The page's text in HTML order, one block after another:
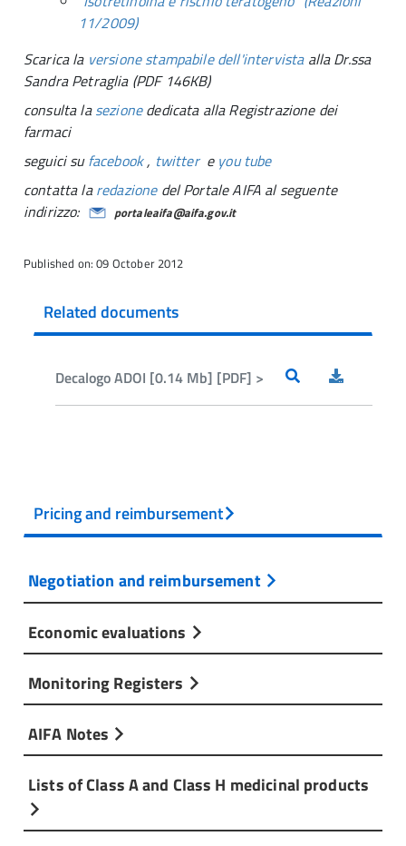
11/2009)
Scarica la versione stampabile dell'intervistaalla Dr.ssa
Sandra Petraglia (PDF 146KB)
consulta lasezionededicata alla Registrazione dei
farmaci
seguici sufacebook, twitter e you tube
contatta laredazionedel Portale AIFA al seguente
indirizzo:
portaleaifa@aifa.gov.it
Published on: 09 October 2012
Related documents
Decalogo ADOI [0.14 Mb] [PDF] >
Pricing and reimbursement
Negotiation and reimbursement
Economic evaluations
Monitoring Registers
AIFA Notes
Lists of Class A and Class H medicinal products